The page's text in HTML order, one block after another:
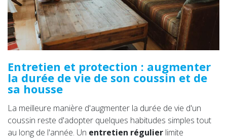
Entretien et protection : augmenter
la durée de vie de son coussin et de
sa housse
La meilleure manière d'augmenter la durée de vie d'un
coussin reste d'adopter quelques habitudes simples tout
au long de l'année. Un entretien régulier limite